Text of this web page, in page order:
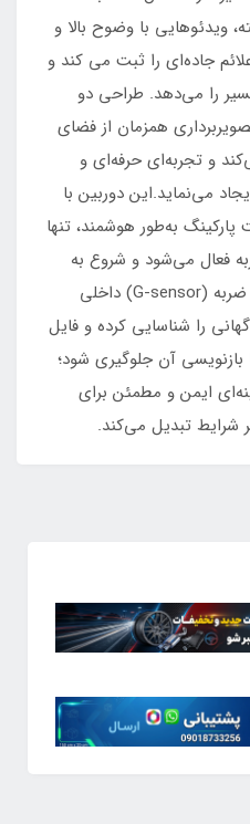
ویدئوهایی با وضوح بالا و
جاده‌ای را ثبت می‌ کند و
را می‌دهد. طراحی دو
همزمان از فضای
و تجربه‌ای حرفه‌ای و
می‌نماید.این دوربین با
به‌طور هوشمند، تنها
فعال می‌شود و شروع به
ضبط می‌کند. همچنین سنسور ضربه (G-sensor) داخلی
را شناسایی کرده و فایل
بازنویسی آن جلوگیری شود؛
ایمن و مطمئن برای
شرایط تبدیل می‌کند.